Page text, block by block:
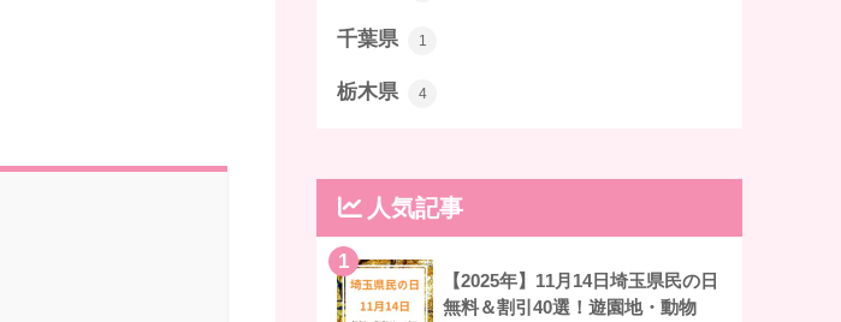
千葉県 1
栃木県 4
人気記事
1
【2025年】11月14日埼玉県民の日
無料＆割引40選！遊園地・動物